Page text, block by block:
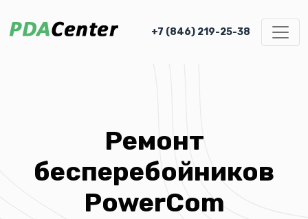
+7 (846) 219-25-38
Ремонт
бесперебойников
PowerCom